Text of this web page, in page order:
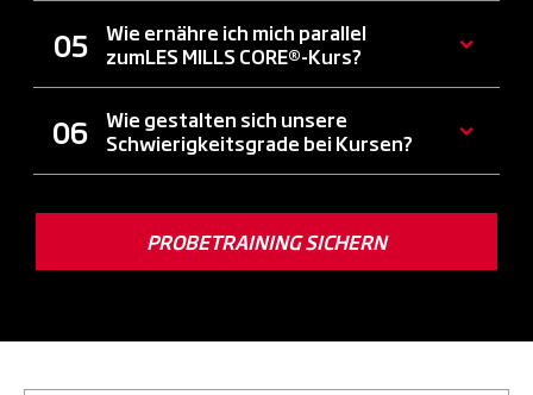
Wie ernähre ich mich parallel
zumLES MILLS CORE®-Kurs?
Wie gestalten sich unsere
Schwierigkeitsgrade bei Kursen?
PROBETRAINING SICHERN